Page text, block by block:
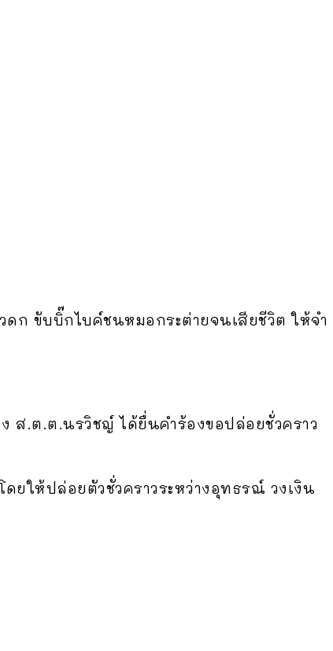
ก ขับบิ๊กไบค์ชนหมอกระต่ายจนเสียชีวิต ให้จำ
ง ส.ต.ต.นรวิชญ์ ได้ยื่นคำร้องขอปล่อยชั่วคราว
ให้ปล่อยตัวชั่วคราวระหว่างอุทธรณ์ วงเงิน